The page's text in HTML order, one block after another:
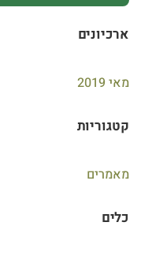
ארכיונים
מאי 2019
קטגוריות
מאמרים
כלים